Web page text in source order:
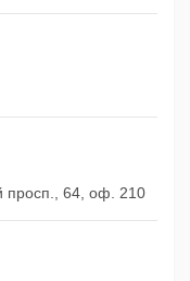
просп., 64, оф. 210